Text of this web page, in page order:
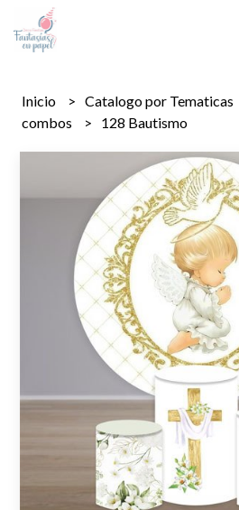
Inicio Catalogo por Tematicas
combos
128 Bautismo